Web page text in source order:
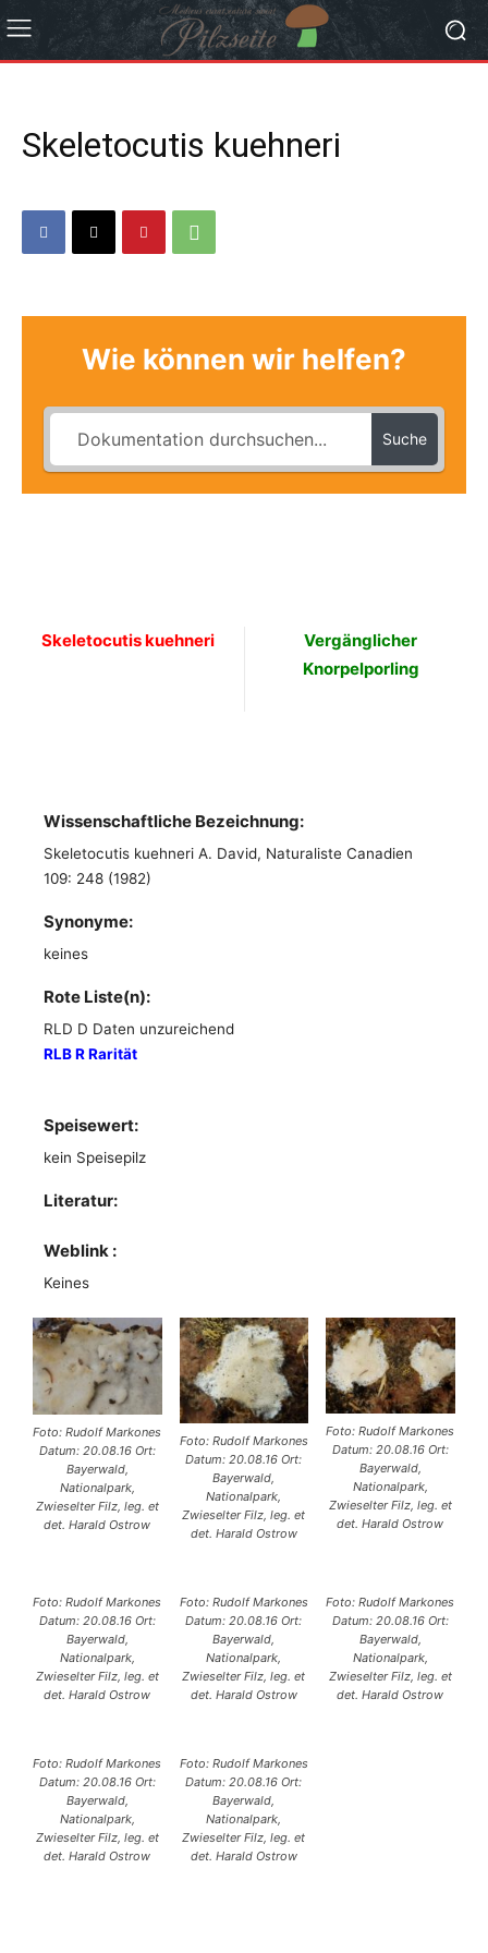
Skeletocutis kuehneri
Wie können wir helfen?
Suche
Skeletocutis kuehneri
Vergänglicher
Knorpelporling
Wissenschaftliche Bezeichnung:
Skeletocutis kuehneri A. David, Naturaliste Canadien
109: 248 (1982)
Synonyme:
keines
Rote Liste(n):
RLD D Daten unzureichend
RLB R Rarität
Speisewert:
kein Speisepilz
Literatur:
Weblink :
Keines
Foto: Rudolf Markones
Datum: 20.08.16 Ort:
Bayerwald,
Nationalpark,
Zwieselter Filz, leg. et
det. Harald Ostrow
Foto: Rudolf Markones
Datum: 20.08.16 Ort:
Bayerwald,
Nationalpark,
Zwieselter Filz, leg. et
det. Harald Ostrow
Foto: Rudolf Markones
Datum: 20.08.16 Ort:
Bayerwald,
Nationalpark,
Zwieselter Filz, leg. et
det. Harald Ostrow
Foto: Rudolf Markones
Datum: 20.08.16 Ort:
Bayerwald,
Nationalpark,
Zwieselter Filz, leg. et
det. Harald Ostrow
Foto: Rudolf Markones
Datum: 20.08.16 Ort:
Bayerwald,
Nationalpark,
Zwieselter Filz, leg. et
det. Harald Ostrow
Foto: Rudolf Markones
Datum: 20.08.16 Ort:
Bayerwald,
Nationalpark,
Zwieselter Filz, leg. et
det. Harald Ostrow
Foto: Rudolf Markones
Datum: 20.08.16 Ort:
Bayerwald,
Nationalpark,
Zwieselter Filz, leg. et
det. Harald Ostrow
Foto: Rudolf Markones
Datum: 20.08.16 Ort:
Bayerwald,
Nationalpark,
Zwieselter Filz, leg. et
det. Harald Ostrow